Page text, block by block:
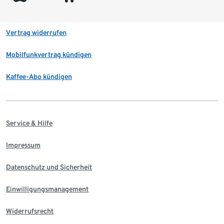
Vertrag widerrufen
Mobilfunkvertrag kündigen
Kaffee-Abo kündigen
Service & Hilfe
Impressum
Datenschutz und Sicherheit
Einwilligungsmanagement
Widerrufsrecht